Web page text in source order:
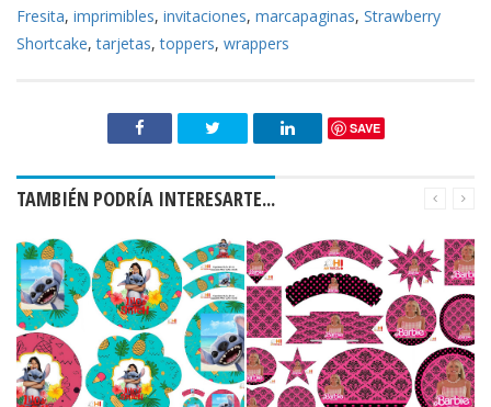
Fresita, imprimibles, invitaciones, marcapaginas, Strawberry
Shortcake,tarjetas,toppers, wrappers
SAVE
TAMBIÉN PODRÍA INTERESARTE...